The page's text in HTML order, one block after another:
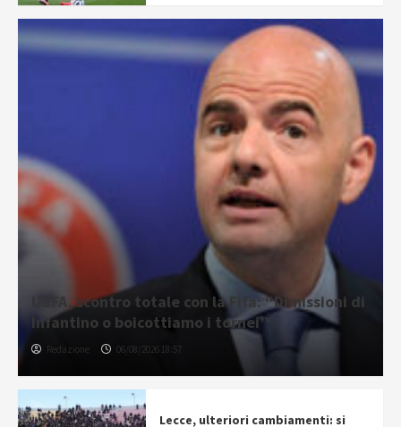
UEFA, scontro totale con la Fifa: “Dimissioni di
Infantino o boicottiamo i tornei”
Redazione 06/08/2026 18:57
Lecce, ulteriori cambiamenti: si